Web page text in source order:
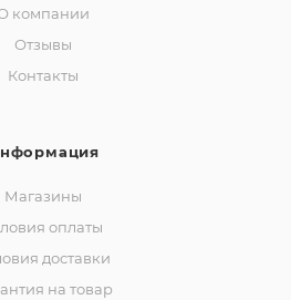
компании
Отзывы
Контакты
Магазины
оплаты
доставки
на товар